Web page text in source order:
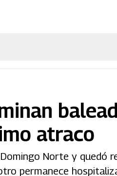
atraco
Norte y quedó
permanece